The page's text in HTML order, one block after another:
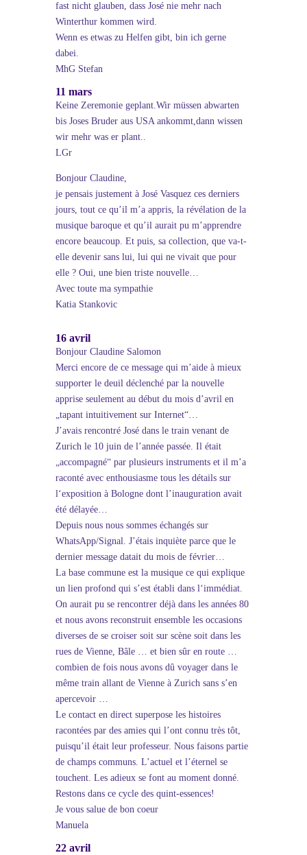
fast nicht glauben, dass José nie mehr nach
Winterthur kommen wird.
Wenn es etwas zu Helfen gibt, bin ich gerne
dabei.
MhG Stefan
11 mars
Keine Zeremonie geplant.Wir müssen abwarten
bis Joses Bruder aus USA ankommt,dann wissen
wir mehr was er plant..
LGr
Bonjour Claudine,
je pensais justement à José Vasquez ces derniers
jours, tout ce qu’il m’a appris, la révélation de la
musique baroque et qu’il aurait pu m’apprendre
encore beaucoup. Et puis, sa collection, que va-t-
elle devenir sans lui, lui qui ne vivait que pour
elle ? Oui, une bien triste nouvelle…
Avec toute ma sympathie
Katia Stankovic
16 avril
Bonjour Claudine Salomon
Merci encore de ce message qui m’aide à mieux
supporter le deuil déclenché par la nouvelle
apprise seulement au début du mois d’avril en
„tapant intuitivement sur Internet“…
J’avais rencontré José dans le train venant de
Zurich le 10 juin de l’année passée. Il était
„accompagné“ par plusieurs instruments et il m’a
raconté avec enthousiasme tous les détails sur
l‘exposition à Bologne dont l’inauguration avait
été délayée…
Depuis nous nous sommes échangés sur
WhatsApp/Signal. J’étais inquiète parce que le
dernier message datait du mois de février…
La base commune est la musique ce qui explique
un lien profond qui s’est établi dans l‘immédiat.
On aurait pu se rencontrer déjà dans les années 80
et nous avons reconstruit ensemble les occasions
diverses de se croiser soit sur scène soit dans les
rues de Vienne, Bâle … et bien sûr en route …
combien de fois nous avons dû voyager dans le
même train allant de Vienne à Zurich sans s’en
apercevoir …
Le contact en direct superpose les histoires
racontées par des amies qui l’ont connu très tôt,
puisqu’il était leur professeur. Nous faisons partie
de champs communs. L’actuel et l’éternel se
touchent. Les adieux se font au moment donné.
Restons dans ce cycle des quint-essences!
Je vous salue de bon coeur
Manuela
22 avril